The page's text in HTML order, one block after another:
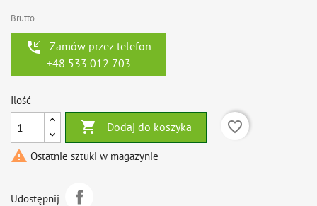
Brutto
phone_callback
Zamów przez telefon
+48 533 012 703
Ilość
 Dodaj do koszyka
favorite_border
 Ostatnie sztuki w magazynie
Udostępnij